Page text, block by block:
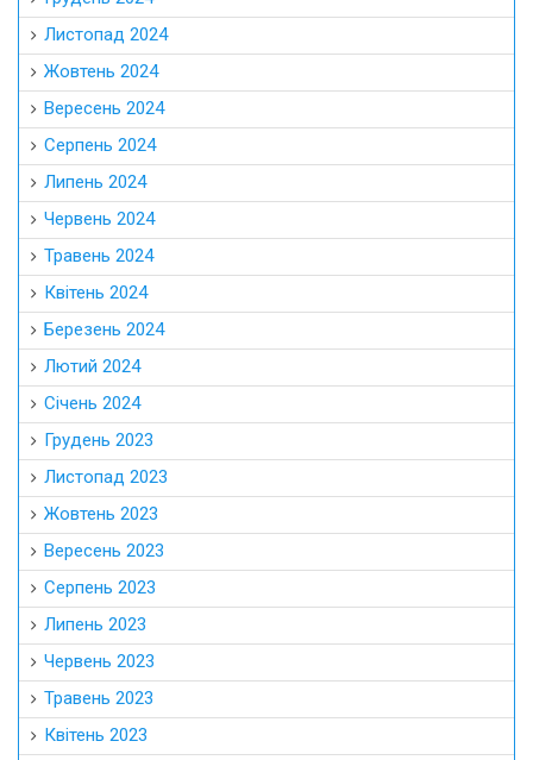
Листопад 2024
Жовтень 2024
Вересень 2024
Серпень 2024
Липень 2024
Червень 2024
Травень 2024
Квітень 2024
Березень 2024
Лютий 2024
Січень 2024
Грудень 2023
Листопад 2023
Жовтень 2023
Вересень 2023
Серпень 2023
Липень 2023
Червень 2023
Травень 2023
Квітень 2023